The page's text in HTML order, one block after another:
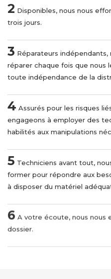
2 Disponibles, nous nous
trois jours.
3 Réparateurs indépendants,
réparer chaque fois que nous
toute indépendance de la
4 Assurés pour les risques
engageons à employer des
habilités aux manipulations
5 Techniciens avant tout,
former pour répondre aux
à disposer du matériel
6 A votre écoute, nous nous
dossier.